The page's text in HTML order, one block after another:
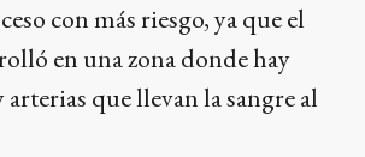
con más riesgo, ya que el
en una zona donde hay
arterias que llevan la sangre al